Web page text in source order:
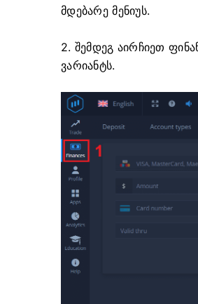
მდებარე მენიუს.
2. შემდეგ აირჩიეთ
ვარიანტს.